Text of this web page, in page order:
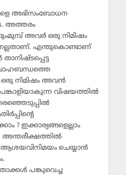
അഭിസംബോധന
അത്തരം
അവര്‍ ഒരു നിമിഷം
എന്തുകൊണ്ടാണ്
നിമിഷം അവന്‍
വിഷയത്തില്‍
? ഇക്കാര്യങ്ങളെല്ലാം
അന്തരീക്ഷത്തില്‍
ആശയവിനിമയം ചെയ്യാന്‍
പങ്കുവെച്ച